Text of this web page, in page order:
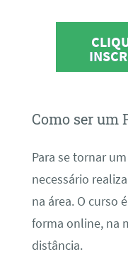
Como ser um
Para se tornar
necessário
na área. O curso
forma online, na
distância.